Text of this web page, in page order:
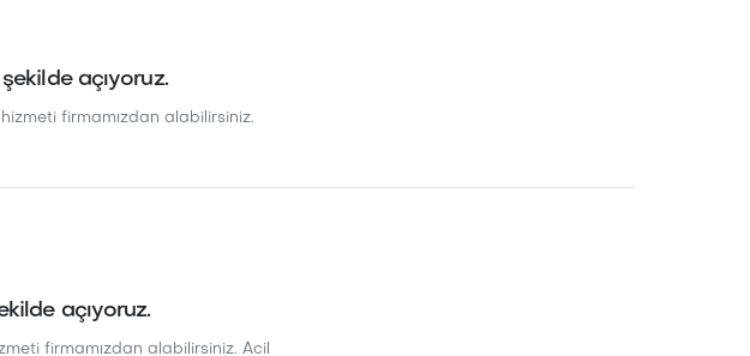
açıyoruz.
firmamızdan alabilirsiniz.
açıyoruz.
firmamızdan alabilirsiniz. Acil